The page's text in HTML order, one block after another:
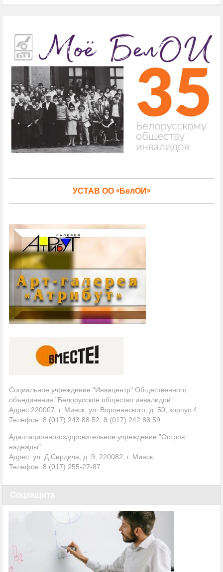
УСТАВ ОО «БелОИ»
Социальное учреждение "Инвацентр" Общественного
объединения "Белорусское общество инвалидов"
Адрес:220007, г. Минск, ул. Воронянского, д. 50, корпус 4
Телефон: 8 (017) 243 88 52, 8 (017) 242 88 59
Адаптационно-оздоровительное учреждение "Остров
надежды"
Адрес: ул. Д.Сердича, д. 9, 220082, г. Минск,
Телефон: 8 (017) 255-27-87